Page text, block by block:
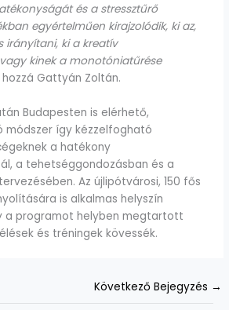
és a stressztűrő
egyértelműen kirajzolódik, ki az,
irányítani, ki a kreatív
kinek a monotóniatűrése
Gattyán Zoltán.
Budapesten is elérhető,
módszer így kézzelfogható
a hatékony
a tehetséggondozásban és a
Az újlipótvárosi, 150 fős
is alkalmas helyszín
a programot helyben megtartott
és tréningek kövessék.
Következő Bejegyzés →